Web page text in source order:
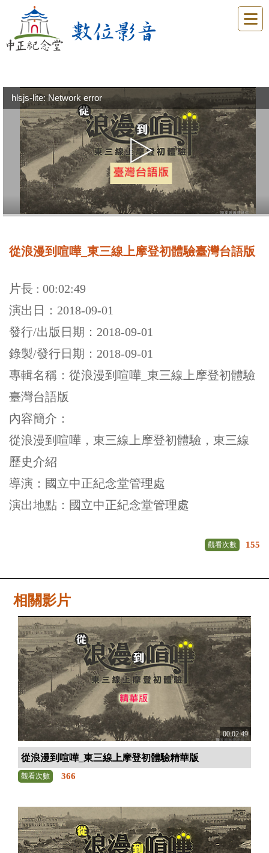
hlsjs-lite: Network error
從浪漫到喧嘩_東三線上摩登初體驗臺灣台語版
片長 : 00:02:49
演出日：2018-09-01
發行/出版日期：2018-09-01
錄製/發行日期：2018-09-01
專輯名稱：從浪漫到喧嘩_東三線上摩登初體驗
臺灣台語版
內容簡介：
從浪漫到喧嘩，東三線上摩登初體驗，東三線
歷史介紹
導演：國立中正紀念堂管理處
演出地點：國立中正紀念堂管理處
觀看次數 155
相關影片
00:02:49
從浪漫到喧嘩_東三線上摩登初體驗精華版
觀看次數 366